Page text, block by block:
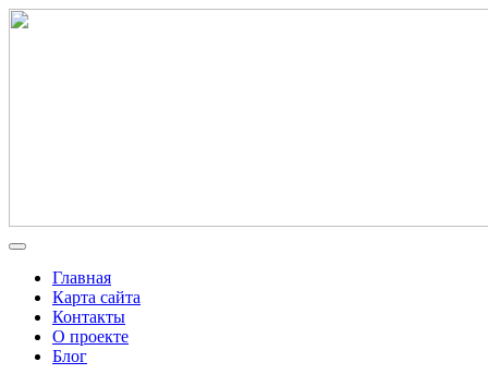
Главная
Карта сайта
Контакты
О проекте
Блог